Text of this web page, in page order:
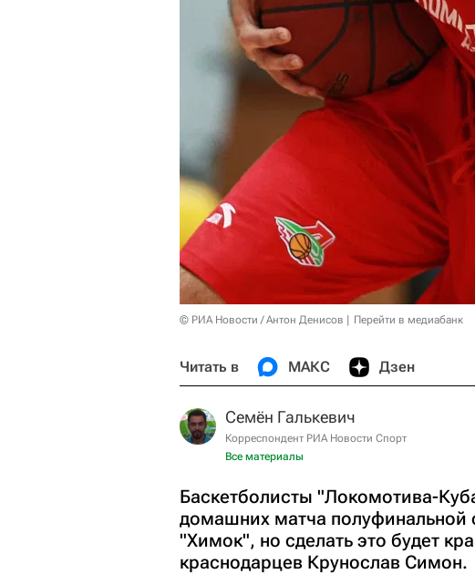
© РИА Новости / Антон Денисов Перейти в медиабанк
Читать в МАКС Дзен
Семён Галькевич
Корреспондент РИА Новости Спорт
Все материалы
Баскетболисты "Локомотива-
домашних матча полуфинальной
"Химок", но сделать это будет
краснодарцев Крунослав Симон.